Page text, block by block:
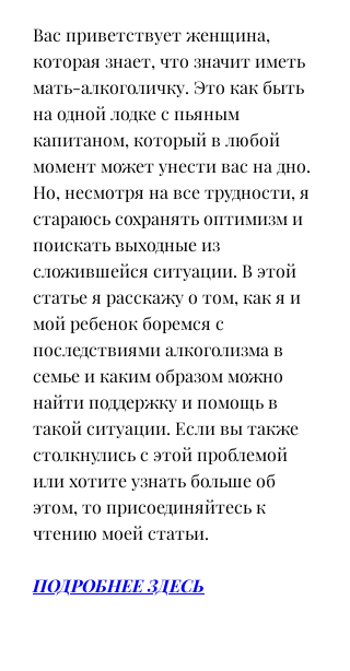
Вас приветствует женщина,
которая знает, что значит иметь
мать-алкоголичку. Это как быть
на одной лодке с пьяным
капитаном, который в любой
момент может унести вас на дно.
Но, несмотря на все трудности, я
стараюсь сохранять оптимизм и
поискать выходные из
сложившейся ситуации. В этой
статье я расскажу о том, как я и
мой ребенок боремся с
последствиями алкоголизма в
семье и каким образом можно
найти поддержку и помощь в
такой ситуации. Если вы также
столкнулись с этой проблемой
или хотите узнать больше об
этом, то присоединяйтесь к
чтению моей статьи.
ПОДРОБНЕЕ ЗДЕСЬ